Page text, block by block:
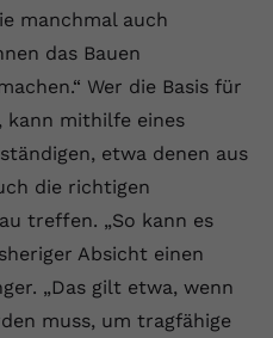
manchmal auch
das Bauen
Wer die Basis für
kann mithilfe eines
etwa denen aus
die richtigen
treffen. „So kann es
Absicht einen
„Das gilt etwa, wenn
muss, um tragfähige
eindeutige ID, um
zu speichern, welche
der Nutzer